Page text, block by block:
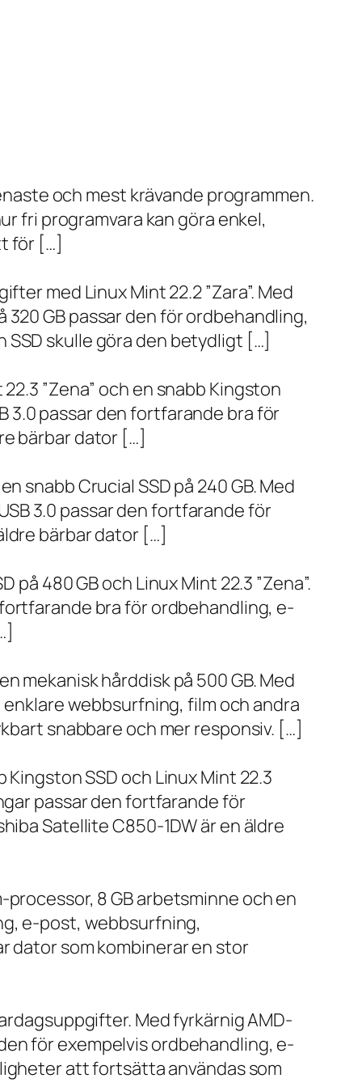
och mest krävande programmen.
fri programvara kan göra enkel,
för […]
med Linux Mint 22.2 ”Zara”. Med
GB passar den för ordbehandling,
skulle göra den betydligt […]
”Zena” och en snabb Kingston
3.0 passar den fortfarande bra för
bärbar dator […]
snabb Crucial SSD på 240 GB. Med
3.0 passar den fortfarande för
bärbar dator […]
480 GB och Linux Mint 22.3 ”Zena”.
bra för ordbehandling, e-
mekanisk hårddisk på 500 GB. Med
webbsurfning, film och andra
snabbare och mer responsiv. […]
SSD och Linux Mint 22.3
passar den fortfarande för
Satellite C850-1DW är en äldre
8 GB arbetsminne och en
e-post, webbsurfning,
dator som kombinerar en stor
Med fyrkärnig AMD-
för exempelvis ordbehandling, e-
att fortsätta användas som